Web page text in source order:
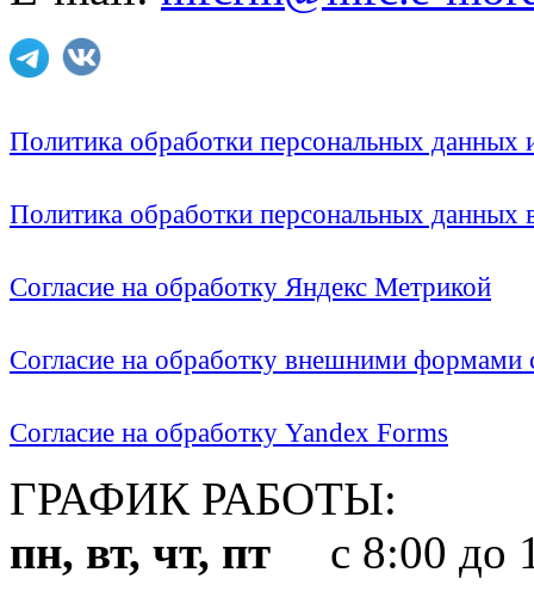
Политика обработки персональных
Политика обработки персональных
Согласие на обработку Яндекс Метрикой
Согласие на обработку внешними формами
Согласие на обработку Yandex Forms
ГРАФИК РАБОТЫ:
пн, вт, чт, пт с 8:00 до